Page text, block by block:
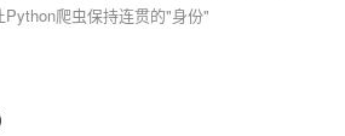
爬虫保持连贯的"身份"